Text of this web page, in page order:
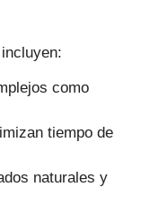
como
tiempo de
naturales y